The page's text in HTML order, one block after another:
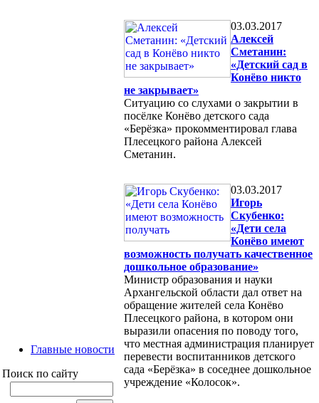
Главные новости
Поиск по сайту
03.03.2017
Алексей
Сметанин:
«Детский сад в
Конёво никто
не закрывает»
Ситуацию со слухами о закрытии в
посёлке Конёво детского сада
«Берёзка» прокомментировал глава
Плесецкого района Алексей
Сметанин.
03.03.2017
Игорь
Скубенко:
«Дети села
Конёво имеют
возможность получать качественное
дошкольное образование»
Министр образования и науки
Архангельской области дал ответ на
обращение жителей села Конёво
Плесецкого района, в котором они
выразили опасения по поводу того,
что местная администрация планирует
перевести воспитанников детского
сада «Берёзка» в соседнее дошкольное
учреждение «Колосок».